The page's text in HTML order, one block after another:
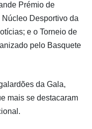
Prémio de
Desportivo da
e o Torneio de
pelo Basquete
da Gala,
mais se destacaram